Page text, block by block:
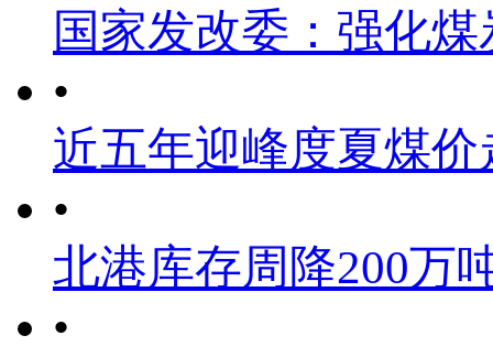
国家发改委：强化
•
近五年迎峰度夏煤价
•
北港库存周降200万
•